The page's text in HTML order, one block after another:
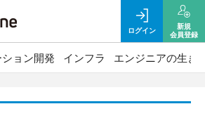
ログイン
新規
会員登録
ョン開発 インフラ エンジニアの生き